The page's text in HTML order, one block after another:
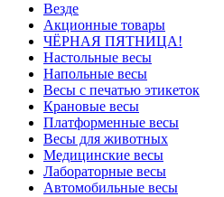
Везде
Акционные товары
ЧЁРНАЯ ПЯТНИЦА!
Настольные весы
Напольные весы
Весы с печатью этикеток
Крановые весы
Платформенные весы
Весы для животных
Медицинские весы
Лабораторные весы
Автомобильные весы